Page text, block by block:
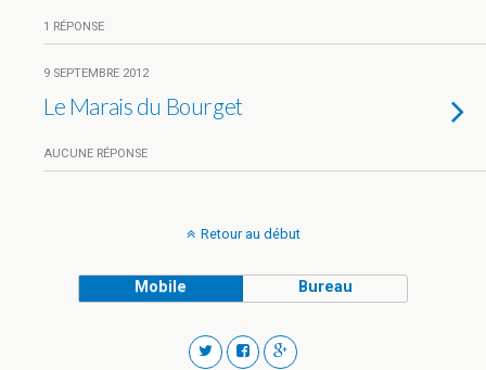
1 RÉPONSE
9 SEPTEMBRE 2012
Le Marais du Bourget
AUCUNE RÉPONSE
Retour au début
Mobile Bureau